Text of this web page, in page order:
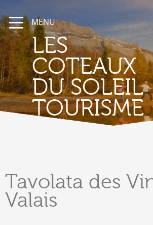
MENU
LES
COTEAUX
DU SOLEIL
TOURISME
Tavolata des
Valais